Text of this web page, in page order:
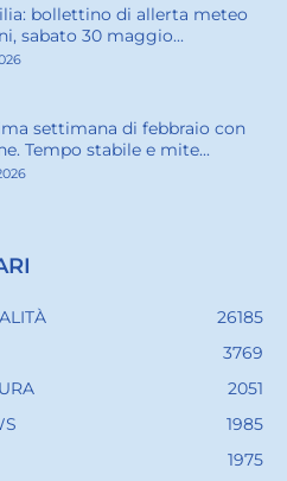
bollettino di allerta meteo
sabato 30 maggio...
settimana di febbraio con
Tempo stabile e mite...
26185
3769
2051
1985
1975